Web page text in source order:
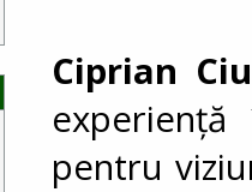
Ciprian
pentru